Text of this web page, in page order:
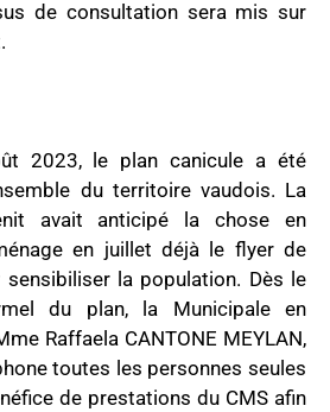
de consultation sera mis sur
2023, le plan canicule a été
du territoire vaudois. La
avait anticipé la chose en
en juillet déjà le flyer de
sensibiliser la population. Dès le
du plan, la Municipale en
Raffaela CANTONE MEYLAN,
toutes les personnes seules
de prestations du CMS afin